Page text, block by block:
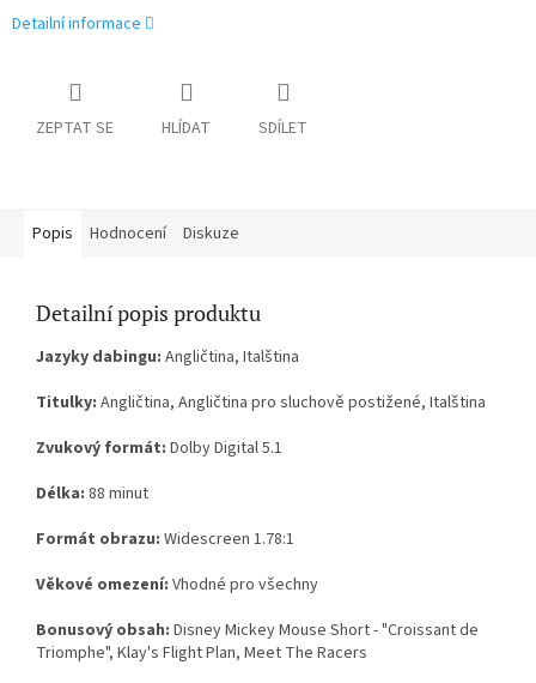
Detailní informace
ZEPTAT SE HLÍDAT SDÍLET
Popis Hodnocení Diskuze
Detailní popis produktu
Jazyky dabingu: Angličtina, Italština
Titulky: Angličtina, Angličtina pro sluchově postižené, Italština
Zvukový formát: Dolby Digital 5.1
Délka: 88 minut
Formát obrazu: Widescreen 1.78:1
Věkové omezení: Vhodné pro všechny
Bonusový obsah: Disney Mickey Mouse Short - "Croissant de
Triomphe", Klay's Flight Plan, Meet The Racers